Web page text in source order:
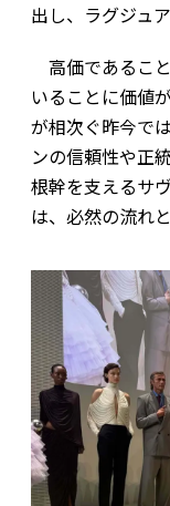
出し、ラグジュ
高価であるこ
いることに価値
が相次ぐ昨今で
ンの信頼性や正
根幹を支えるサ
は、必然の流れ